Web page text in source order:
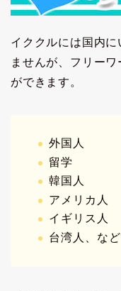
イククルには国内に
ませんが、フリー
ができます。
外国人
留学
韓国人
アメリカ人
イギリス人
台湾人、など